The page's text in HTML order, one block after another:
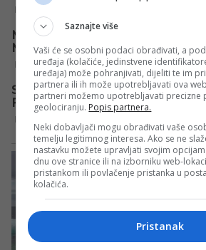
Saznajte više
Vaši će se osobni podaci obrađivati, a
uređaja (kolačiće, jedinstvene
uređaja) može pohranjivati, dijeliti te im
partnera ili ih može upotrebljavati ova
partneri možemo upotrebljavati precizne
geolociranju. Popis partnera.
Neki dobavljači mogu obrađivati vaše
temelju legitimnog interesa. Ako se ne
nastavku možete upravljati svojim
dnu ove stranice ili na izborniku web-
pristankom ili povlačenje pristanka u
kolačića.
Pristanak